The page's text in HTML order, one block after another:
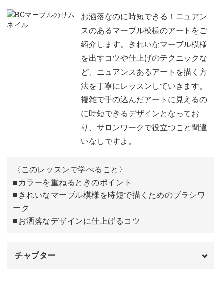
よ♪
きれいなマーブル模様を出すコツや仕上げのテクニックな
ど、ニュアンスあるアートを描く方法を丁寧にレッスンし
具体的なポイントは、
◆カラーを重ねるときのポイント
◆きれいなマーブル模様を時短で描くためのブラシワーク
◆お洒落なデザインに仕上げるコツ
デザインのポイントとなるマーブル模様を描くブラシワー
クをメインとして、時短しながらきれいに仕上げる方法を
レクチャーしていきます。
サロンワークで実際に施術するときのポイントもあわせて
お洒落なのに時短できる！ニュアン
スのあるマーブル模様のアートをご
紹介します。きれいなマーブル模様
を出すコツや仕上げのテクニックな
ど、ニュアンスあるアートを描く方
法を丁寧にレッスンしていきます。
複雑で手の込んだアートに見えるの
に時短できるデザインとなってお
り、サロンワークで役立つこと間違
いなしですよ。
〈このレッスンで学べること〉
■カラーを重ねるときのポイント
■きれいなマーブル模様を時短で描くためのブラシワ
ーク
■お洒落なデザインに仕上げるコツ
チャプター